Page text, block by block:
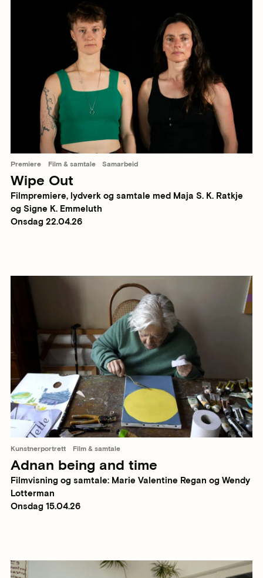
Premiere Film & samtale Samarbeid
Wipe Out
Filmpremiere, lydverk og samtale med Maja S. K. Ratkje
og Signe K. Emmeluth
Onsdag 22.04.26
Kunstnerportrett Film & samtale
Adnan being and time
Filmvisning og samtale: Marie Valentine Regan og Wendy
Lotterman
Onsdag 15.04.26